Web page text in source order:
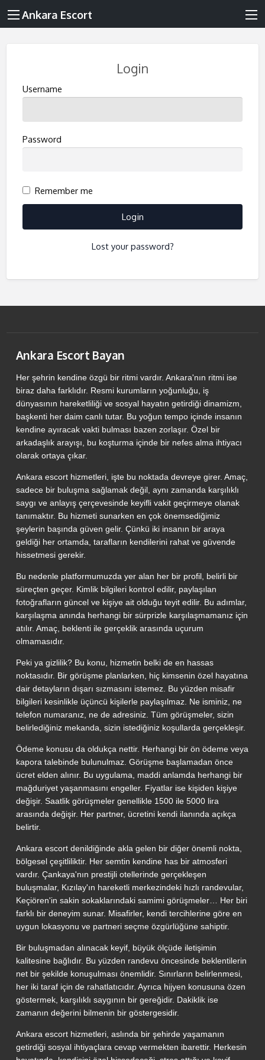
Ankara Escort
Login
Username
Password
Remember me
Lost your password?
Ankara Escort Bayan
Her şehrin kendine özgü bir ritmi vardır. Ankara'nın ritmi ise
biraz daha farklıdır. Resmi kurumların yoğunluğu, iş
dünyasının hareketliliği ve sosyal hayatın getirdiği dinamizm,
başkenti her daim canlı tutar. Bu yoğun tempo içinde insanın
kendine ayıracak vakti bulması bazen zorlaşır. Özel bir
arkadaşlık arayışı, bu koşturma içinde bir nefes alma ihtiyacı
olarak ortaya çıkar.
Ankara escort hizmetleri, işte bu noktada devreye girer. Amaç,
sadece bir buluşma sağlamak değil, aynı zamanda karşılıklı
saygı ve anlayış çerçevesinde keyifli vakit geçirmeye olanak
tanımaktır. Bu hizmeti sunarken en çok önemsediğimiz
şeylerin başında güven gelir. Çünkü iki insanın bir araya
geldiği her ortamda, tarafların kendilerini rahat ve güvende
hissetmesi gerekir.
Bu nedenle platformumuzda yer alan her bir profil, belirli bir
süreçten geçer. Kimlik bilgileri kontrol edilir, paylaşılan
fotoğrafların güncel ve kişiye ait olduğu teyit edilir. Bu adımlar,
karşılaşma anında herhangi bir sürprizle karşılaşmamanız için
atılır. Amaç, beklenti ile gerçeklik arasında uçurum
olmamasıdır.
Peki ya gizlilik? Bu konu, hizmetin belki de en hassas
noktasıdır. Bir görüşme planlarken, hiç kimsenin özel hayatına
dair detayların dışarı sızmasını istemez. Bu yüzden misafir
bilgileri kesinlikle üçüncü kişilerle paylaşılmaz. Ne isminiz, ne
telefon numaranız, ne de adresiniz. Tüm görüşmeler, sizin
belirlediğiniz mekanda, sizin istediğiniz koşullarda gerçekleşir.
Ödeme konusu da oldukça nettir. Herhangi bir ön ödeme veya
kapora talebinde bulunulmaz. Görüşme başlamadan önce
ücret elden alınır. Bu uygulama, maddi anlamda herhangi bir
mağduriyet yaşanmasını engeller. Fiyatlar ise kişiden kişiye
değişir. Saatlik görüşmeler genellikle 1500 ile 5000 lira
arasında değişir. Her partner, ücretini kendi ilanında açıkça
belirtir.
Ankara escort denildiğinde akla gelen bir diğer önemli nokta,
bölgesel çeşitliliktir. Her semtin kendine has bir atmosferi
vardır. Çankaya'nın prestijli otellerinde gerçekleşen
buluşmalar, Kızılay'ın hareketli merkezindeki hızlı randevular,
Keçiören'in sakin sokaklarındaki samimi görüşmeler… Her biri
farklı bir deneyim sunar. Misafirler, kendi tercihlerine göre en
uygun lokasyonu ve partneri seçme özgürlüğüne sahiptir.
Bir buluşmadan alınacak keyif, büyük ölçüde iletişimin
kalitesine bağlıdır. Bu yüzden randevu öncesinde beklentilerin
net bir şekilde konuşulması önemlidir. Sınırların belirlenmesi,
her iki taraf için de rahatlatıcıdır. Ayrıca hijyen konusuna özen
göstermek, karşılıklı saygının bir gereğidir. Dakiklik ise
zamanın değerini bilmenin bir göstergesidir.
Ankara escort hizmetleri, aslında bir şehirde yaşamanın
getirdiği sosyal ihtiyaçlara cevap vermekten ibarettir. Herkesin